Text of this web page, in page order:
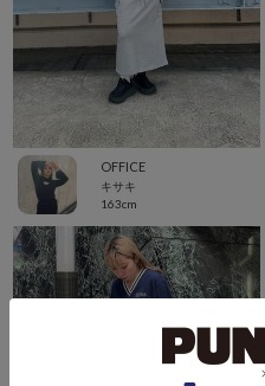
OFFICE
キサキ
163cm